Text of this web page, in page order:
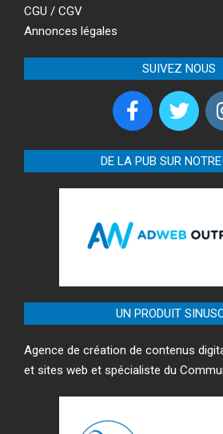
CGU / CGV
Annonces légales
SUIVEZ NOUS
DE LA PUB SUR
UN PRODUIT
Agence de création de contenus
et sites web et spécialiste du